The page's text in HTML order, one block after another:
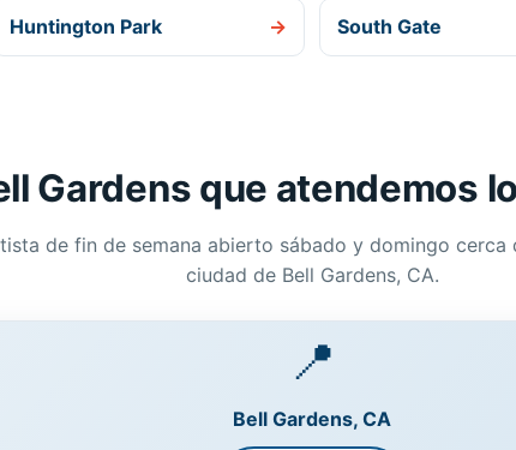
Huntington Park → South Gate
Gardens que atendemos
de fin de semana abierto sábado y domingo cerca
ciudad de Bell Gardens, CA.
📍
Bell Gardens, CA